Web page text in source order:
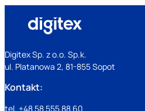
Digitex Sp. z o.o. Sp.k.
ul. Platanowa 2, 81-855 Sopot
Kontakt:
tel. +48 58 555 88 60